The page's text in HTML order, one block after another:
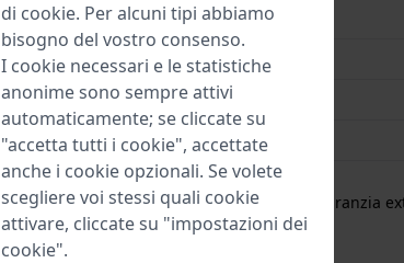
76445
4041338764451
42 mm
5 Bar (doccia)
2 Anni di garanzia
gratuita1 anno di garanzia
di cookie. Per alcuni tipi abbiamo
bisogno del vostro consenso.
I cookie necessari e le statistiche
anonime sono sempre attivi
automaticamente; se cliccate su
"accetta tutti i cookie", accettate
anche i cookie opzionali. Se volete
scegliere voi stessi quali cookie
attivare, cliccate su "impostazioni dei
cookie".